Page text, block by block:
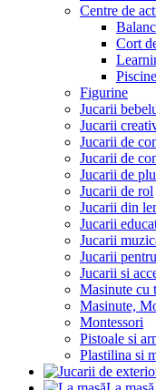
Centre de
Cort
Figurine
Jucarii
Jucarii
Jucarii de
Jucarii de
Jucarii de
Jucarii de rol
Jucarii din
Jucarii
Jucarii
Jucarii
Jucarii si
Masinute cu
Masinute,
Montessori
Pistoale si
Plastilina si